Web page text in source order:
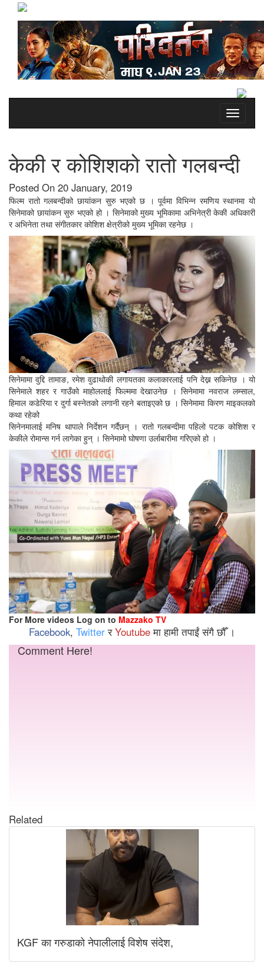
Toggle
केकी र कोशिशको रातो गलबन्दी
Posted On 20 January, 2019
फिल्म रातो गलबन्दीको छायांकन सुरु भएको छ । पूर्वमा विभिन्न रमणिय स्थानमा यो
सिनेमाको छायांकन सुरु भएको हो । सिनेमाको मुख्य भूमिकामा अभिनेत्री केकी अधिकारी
र अभिनेता तथा संगीतकार कोशिश क्षेत्रीको मुख्य भूमिका रहनेछ ।
सिनेमामा वुद्दि तामाङ, रमेश वुढाथोकी लगायतका कलाकारलाई पनि देख्न सकिनेछ । यो
सिनेमाले शहर र गाउँको माहोललाई फिल्ममा देखाउनेछ । सिनेमामा नवराज लम्साल,
हिमाल कडेरिया र दुर्गा बस्नेतको लगानी रहने बताइएको छ । सिनेमामा किरण माइकलको
कथा रहेको
सिनेनमालाई मनिष थापाले निर्देशन गर्दैछन् । रातो गलबन्दीमा पहिलो पटक कोशिश र
केकीले रोमान्स गर्न लागेका हुन् । सिनेमामो घोषणा उर्लाबारीमा गरिएको हो ।
For More videos Log on to Mazzako TV
Facebook, TwitterरYoutubeमा हामी तपाईं संगै छौँ ।
Comment Here!
Related
KGF का गरुडाको नेपालीलाई विशेष संदेश,